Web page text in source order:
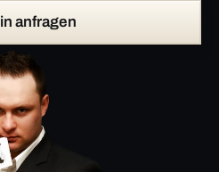
anfragen